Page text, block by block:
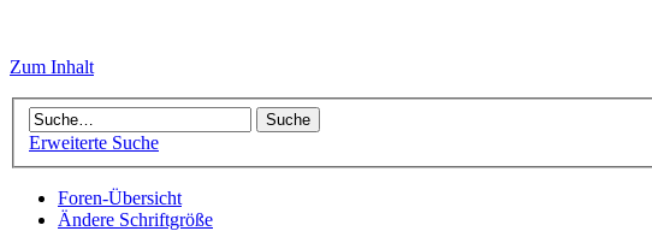
Zum Inhalt
Erweiterte Suche
Foren-Übersicht
Ändere Schriftgröße